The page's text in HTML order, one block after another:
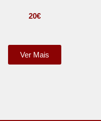
20€
Ver Mais